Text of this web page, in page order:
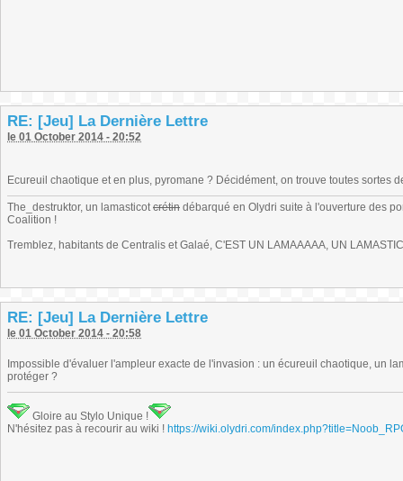
RE: [Jeu] La Dernière Lettre
le 01 October 2014 - 20:52
Ecureuil chaotique et en plus, pyromane ? Décidément, on trouve toutes sortes
The_destruktor, un lamasticotcrétin débarqué en Olydri suite à l'ouverture des
Coalition !
Tremblez, habitants de Centralis et Galaé, C'EST UN LAMAAAAA, UN
RE: [Jeu] La Dernière Lettre
le 01 October 2014 - 20:58
Impossible d'évaluer l'ampleur exacte de l'invasion : un écureuil chaotique, un
protéger ?
Gloire au Stylo Unique !
N'hésitez pas à recourir au wiki ! https://wiki.olydri.com/